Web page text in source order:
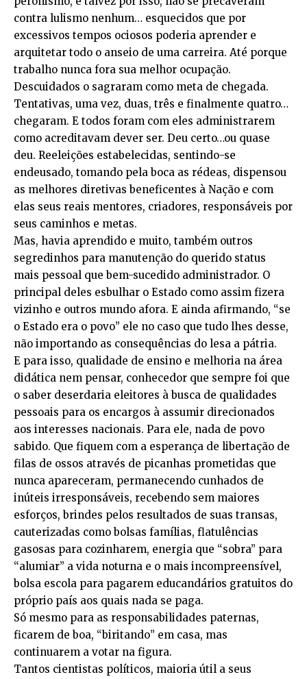
contra lulismo nenhum… esquecidos que por
excessivos tempos ociosos poderia aprender e
arquitetar todo o anseio de uma carreira. Até porque
trabalho nunca fora sua melhor ocupação.
Descuidados o sagraram como meta de chegada.
Tentativas, uma vez, duas, três e finalmente quatro…
chegaram. E todos foram com eles administrarem
como acreditavam dever ser. Deu certo…ou quase
deu. Reeleições estabelecidas, sentindo-se
endeusado, tomando pela boca as rédeas, dispensou
as melhores diretivas beneficentes à Nação e com
elas seus reais mentores, criadores, responsáveis por
seus caminhos e metas.
Mas, havia aprendido e muito, também outros
segredinhos para manutenção do querido status
mais pessoal que bem-sucedido administrador. O
principal deles esbulhar o Estado como assim fizera
vizinho e outros mundo afora. E ainda afirmando, “se
o Estado era o povo” ele no caso que tudo lhes desse,
não importando as consequências do lesa a pátria.
E para isso, qualidade de ensino e melhoria na área
didática nem pensar, conhecedor que sempre foi que
o saber deserdaria eleitores à busca de qualidades
pessoais para os encargos à assumir direcionados
aos interesses nacionais. Para ele, nada de povo
sabido. Que fiquem com a esperança de libertação de
filas de ossos através de picanhas prometidas que
nunca apareceram, permanecendo cunhados de
inúteis irresponsáveis, recebendo sem maiores
esforços, brindes pelos resultados de suas transas,
cauterizadas como bolsas famílias, flatulências
gasosas para cozinharem, energia que “sobra” para
“alumiar” a vida noturna e o mais incompreensível,
bolsa escola para pagarem educandários gratuitos do
próprio país aos quais nada se paga.
Só mesmo para as responsabilidades paternas,
ficarem de boa, “biritando” em casa, mas
continuarem a votar na figura.
Tantos cientistas políticos, maioria útil a seus